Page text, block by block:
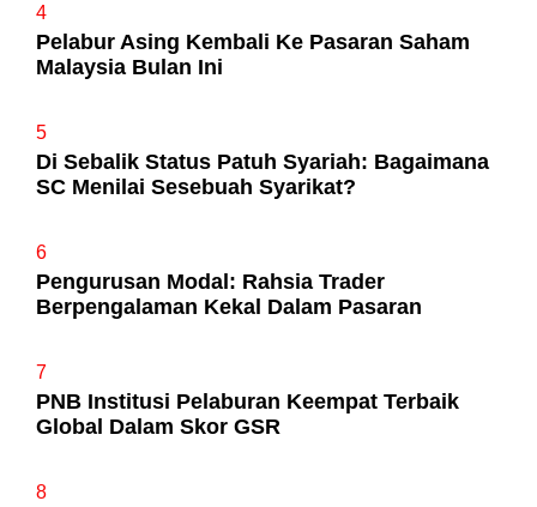
4
Pelabur Asing Kembali Ke Pasaran Saham
Malaysia Bulan Ini
5
Di Sebalik Status Patuh Syariah: Bagaimana
SC Menilai Sesebuah Syarikat?
6
Pengurusan Modal: Rahsia Trader
Berpengalaman Kekal Dalam Pasaran
7
PNB Institusi Pelaburan Keempat Terbaik
Global Dalam Skor GSR
8